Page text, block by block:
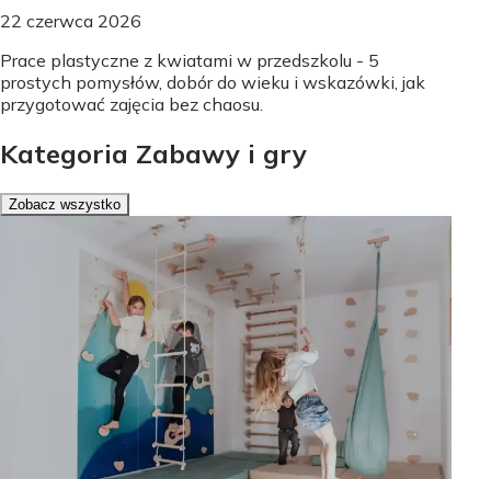
22 czerwca 2026
Prace plastyczne z kwiatami w przedszkolu - 5
prostych pomysłów, dobór do wieku i wskazówki, jak
przygotować zajęcia bez chaosu.
Kategoria Zabawy i gry
Zobacz wszystko